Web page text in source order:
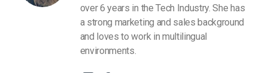
over 6 years in the Tech Industry. She has
a strong marketing and sales background
and loves to work in multilingual
environments.